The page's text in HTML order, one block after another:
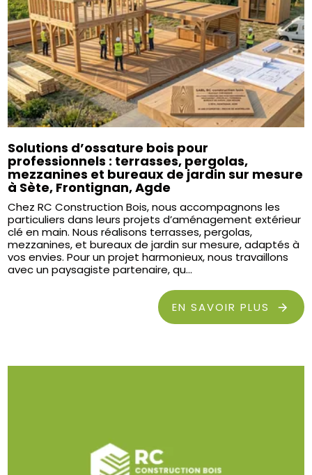
Solutions d’ossature bois pour
professionnels : terrasses, pergolas,
mezzanines et bureaux de jardin sur mesure
à Sète, Frontignan, Agde
Chez RC Construction Bois, nous accompagnons les
particuliers dans leurs projets d’aménagement extérieur
clé en main. Nous réalisons terrasses, pergolas,
mezzanines, et bureaux de jardin sur mesure, adaptés à
vos envies. Pour un projet harmonieux, nous travaillons
avec un paysagiste partenaire, qu...
EN SAVOIR PLUS